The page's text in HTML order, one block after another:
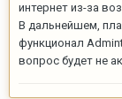
интернет из-за
В дальнейшем,
функционал
вопрос будет не